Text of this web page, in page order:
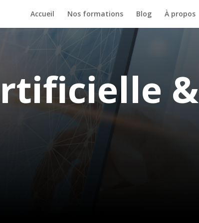
Accueil Nos formations Blog À propos
&